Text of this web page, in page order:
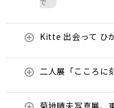
で
Kitte 出会って ひ
二人展「こころに